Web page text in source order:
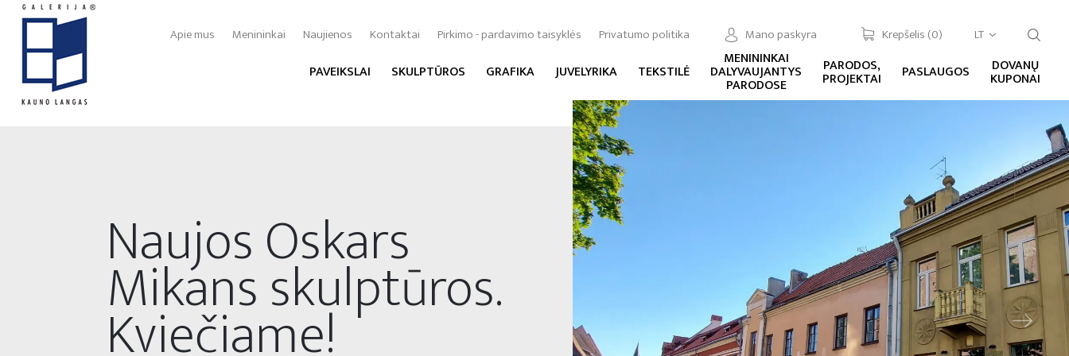
Apie mus Menininkai Naujienos Kontaktai Pirkimo - pardavimo taisyklės Privatumo politika Mano paskyra Krepšelis (0) LT
PAVEIKSLAI SKULPTŪROS GRAFIKA JUVELYRIKA TEKSTILĖ
MENININKAI
DALYVAUJANTYS
PARODOSE
PARODOS,
PROJEKTAI PASLAUGOS DOVANŲ
KUPONAI
Naujos Oskars
Mikans skulptūros.
Kviečiame!